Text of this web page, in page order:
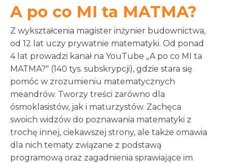
A po co MI ta MATMA?
Z wykształcenia magister inżynier budownictwa,
od 12 lat uczy prywatnie matematyki. Od ponad
4 lat prowadzi kanał na YouTube „A po co MI ta
MATMA?" (140 tys. subskrypcji), gdzie stara się
pomóc w zrozumieniu matematycznych
meandrów. Tworzy treści zarówno dla
ósmoklasistów, jak i maturzystów. Zachęca
swoich widzów do poznawania matematyki z
trochę innej, ciekawszej strony, ale także omawia
dla nich tematy związane z podstawą
programową oraz zagadnienia sprawiające im